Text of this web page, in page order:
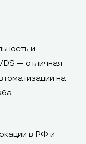
и
— отличная
на
в РФ и